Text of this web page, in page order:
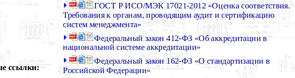
ссылки:
ГОСТ Р ИСО/МЭК 17021-2012 «Оценка соответствия.
Требования к органам, проводящим аудит и сертификацию
систем менеджмента»
Федеральный закон 412-ФЗ «Об аккредитации в
национальной системе аккредитации»
Федеральный закон 162-ФЗ «О стандартизации в
Российской Федерации»